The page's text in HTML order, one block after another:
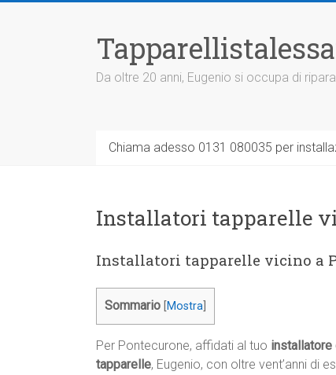
Da oltre 20 anni, Eugenio si occupa di
Chiama adesso 0131 080035 per
Installatori tapparelle
Installatori tapparelle vicino a
Sommario Mostra
Per Pontecurone, affidati al tuo installatore
tapparelle, Eugenio, con oltre vent’anni di